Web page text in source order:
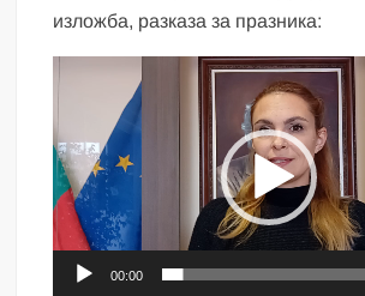
изложба, разказа за празника:
00:00